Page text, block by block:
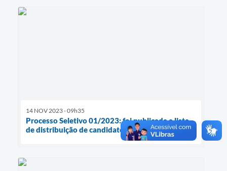
14 NOV 2023 - 09h35
Processo Seletivo 01/2023: foi publicada a lista
de distribuição de candidatos/ locais de provas